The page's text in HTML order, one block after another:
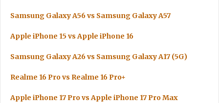
Samsung Galaxy A56 vs Samsung Galaxy A57
Apple iPhone 15 vs Apple iPhone 16
Samsung Galaxy A26 vs Samsung Galaxy A17 (5G)
Realme 16 Pro vs Realme 16 Pro+
Apple iPhone 17 Pro vs Apple iPhone 17 Pro Max